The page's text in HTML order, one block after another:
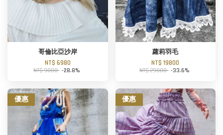
哥倫比亞沙岸
NT$ 6980
NT$ 9800 -28.8%
蘿莉羽毛
NT$ 19800
NT$ 29800 -33.6%
優惠 優惠